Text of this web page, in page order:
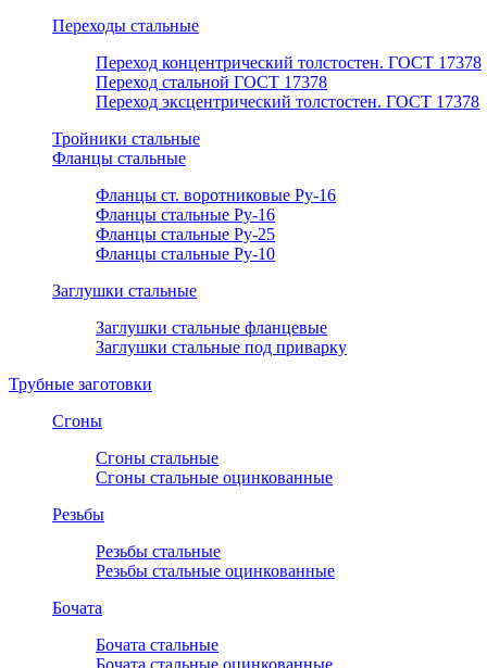
Переходы стальные
Переход концентрический толстостен. ГОСТ 17378
Переход стальной ГОСТ 17378
Переход эксцентрический толстостен. ГОСТ 17378
Тройники стальные
Фланцы стальные
Фланцы ст. воротниковые Ру-16
Фланцы стальные Ру-16
Фланцы стальные Ру-25
Фланцы стальные Ру-10
Заглушки стальные
Заглушки стальные фланцевые
Заглушки стальные под приварку
Трубные заготовки
Сгоны
Сгоны стальные
Сгоны стальные оцинкованные
Резьбы
Резьбы стальные
Резьбы стальные оцинкованные
Бочата
Бочата стальные